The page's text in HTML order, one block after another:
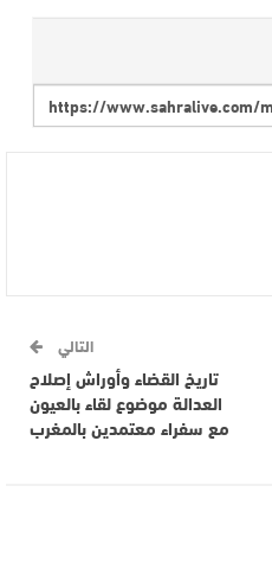
التالي
تاريخ القضاء وأوراش إصلاح
العدالة موضوع لقاء بالعيون
مع سفراء معتمدين بالمغرب